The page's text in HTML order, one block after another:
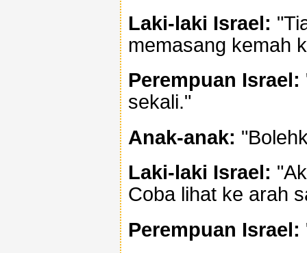
Laki-laki Israel:
memasang kemah
Perempuan Israel:
sekali."
Anak-anak:
Laki-laki Israel:
Coba lihat ke arah
Perempuan Israel: